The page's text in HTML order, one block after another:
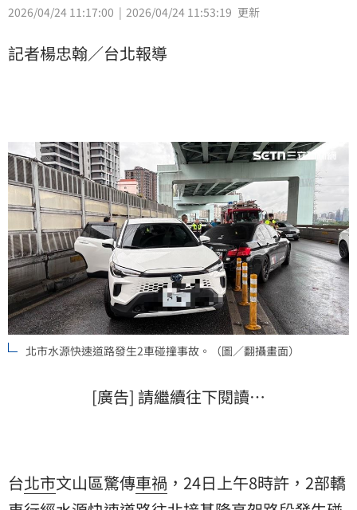
2026/04/24 11:17:00 2026/04/24 11:53:19 更新
記者楊忠翰／台北報導
北市水源快速道路發生2車碰撞事故。（圖／翻攝畫面）
[廣告] 請繼續往下閱讀…
台北市文山區驚傳車禍 ，24日上午8時許，2部轎